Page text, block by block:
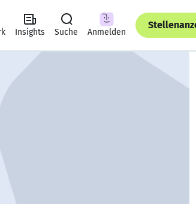
Insights Suche Anmelden